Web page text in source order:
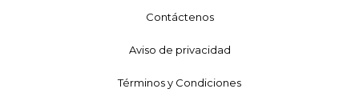
Contáctenos
Aviso de privacidad
Términos y Condiciones